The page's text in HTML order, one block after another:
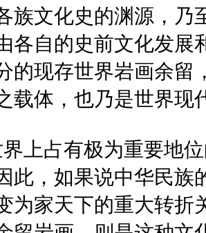
族文化史的渊源，乃
各自的史前文化发
的现存世界岩画余留
载体，也乃是世界现
上占有极为重要地
此，如果说中华民族
为家天下的重大转折